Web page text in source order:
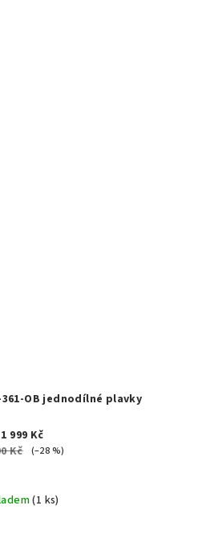
361-OB jednodílné plavky
1 999 Kč
Kč
(–28 %)
(1 ks)